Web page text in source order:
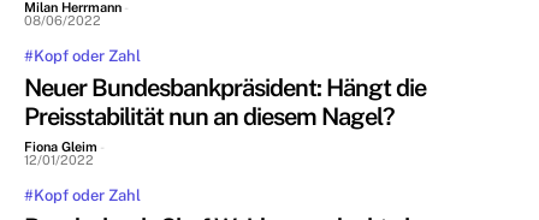
Milan Herrmann -
08/06/2022
#Kopf oder Zahl
Neuer Bundesbankpräsident: Hängt die
Preisstabilität nun an diesem Nagel?
Fiona Gleim -
12/01/2022
#Kopf oder Zahl